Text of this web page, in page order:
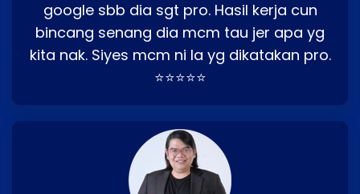
google sbb dia sgt pro. Hasil kerja cun
bincang senang dia mcm tau jer apa yg
kita nak. Siyes mcm ni la yg dikatakan pro.
⭐⭐⭐⭐⭐